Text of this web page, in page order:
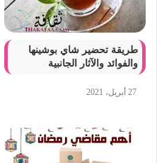
طريقة تحضير شاي بوشينها
والفوائد والآثار الجانبية
27 أبريل، 2021